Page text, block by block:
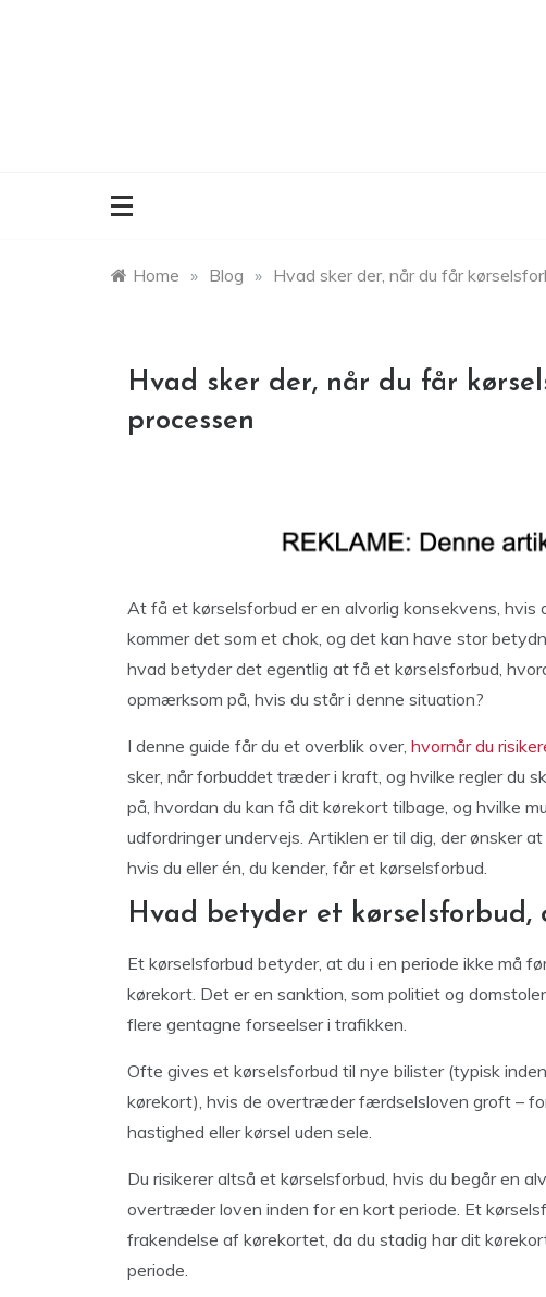
Home » Blog » Hvad sker der, når du får
Hvad sker der, når du får
processen
At få et kørselsforbud er en alvorlig konsekvens,
kommer det som et chok, og det kan have stor
hvad betyder det egentlig at få et kørselsforbud,
opmærksom på, hvis du står i denne situation?
I denne guide får du et overblik over, hvornår du
sker, når forbuddet træder i kraft, og hvilke regler du
på, hvordan du kan få dit kørekort tilbage, og hvilke
udfordringer undervejs. Artiklen er til dig, der ønsker
hvis du eller én, du kender, får et kørselsforbud.
Hvad betyder et
Et kørselsforbud betyder, at du i en periode ikke må
kørekort. Det er en sanktion, som politiet og
flere gentagne forseelser i trafikken.
Ofte gives et kørselsforbud til nye bilister (typisk
kørekort), hvis de overtræder færdselsloven groft –
hastighed eller kørsel uden sele.
Du risikerer altså et kørselsforbud, hvis du begår en
overtræder loven inden for en kort periode. Et
frakendelse af kørekortet, da du stadig har dit
periode.